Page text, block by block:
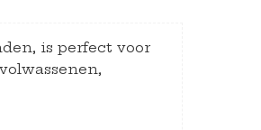
is perfect voor